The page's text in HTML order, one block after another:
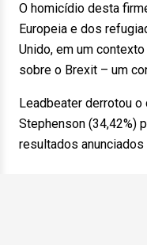
O homicídio desta
Europeia e dos
Unido, em um
sobre o Brexit – um
Leadbeater derrotou o
Stephenson (34,42%)
resultados